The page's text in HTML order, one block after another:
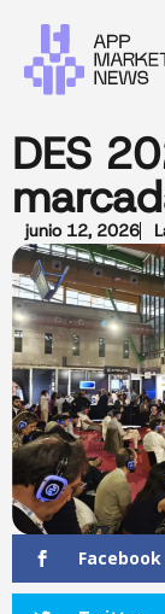
DES
junio 12, 2026
Facebook